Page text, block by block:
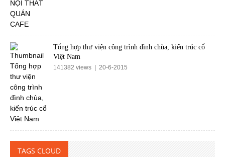
Tổng hợp thư viện công trình đình chùa, kiến trúc cổ
Việt Nam
141382 views | 20-6-2015
TAGS CLOUD